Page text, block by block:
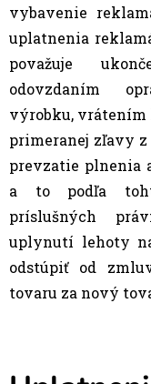
vybavenie
uplatnenia
považuje
odovzdaním
výrobku,
primeranej zľavy
prevzatie plnenia
a to podľa
príslušných
uplynutí lehoty
odstúpiť od
tovaru za nový